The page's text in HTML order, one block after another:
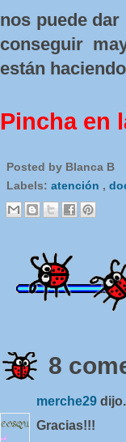
nos puede
conseguir
están
Pincha en
Posted by Blanca B
Labels: atención ,
8
merche29
Gracias!!!